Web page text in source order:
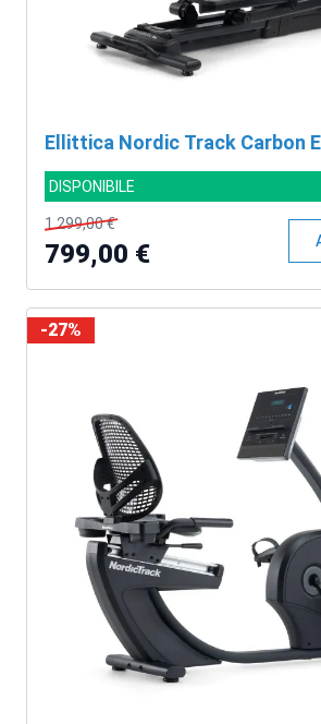
Ellittica Nordic Track Carbon
DISPONIBILE
1.299,00 €
799,00 €
-27%